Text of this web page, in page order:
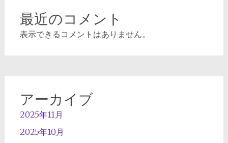
最近のコメント
表示できるコメントはありません。
アーカイブ
2025年11月
2025年10月